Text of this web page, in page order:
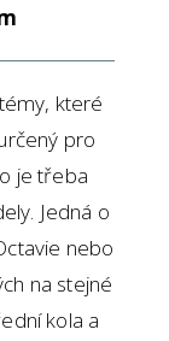
které
pro
je třeba
Jedná o
nebo
na stejné
kola a